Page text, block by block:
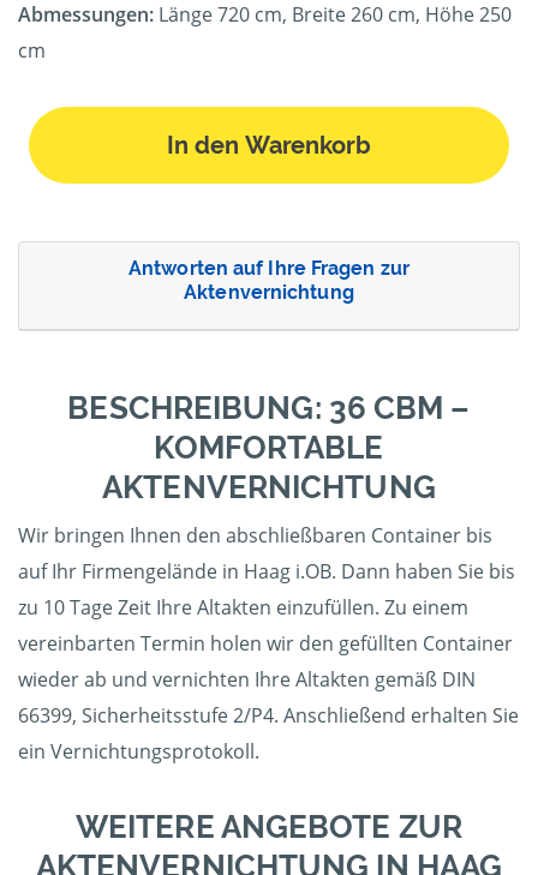
Abmessungen: Länge 720 cm, Breite 260 cm, Höhe 250
cm
In den Warenkorb
Antworten auf Ihre Fragen zur
Aktenvernichtung
BESCHREIBUNG: 36 CBM –
KOMFORTABLE
AKTENVERNICHTUNG
Wir bringen Ihnen den abschließbaren Container bis
auf Ihr Firmengelände in Haag i.OB. Dann haben Sie bis
zu 10 Tage Zeit Ihre Altakten einzufüllen. Zu einem
vereinbarten Termin holen wir den gefüllten Container
wieder ab und vernichten Ihre Altakten gemäß DIN
66399, Sicherheitsstufe 2/P4. Anschließend erhalten Sie
ein Vernichtungsprotokoll.
WEITERE ANGEBOTE ZUR
AKTENVERNICHTUNG IN HAAG